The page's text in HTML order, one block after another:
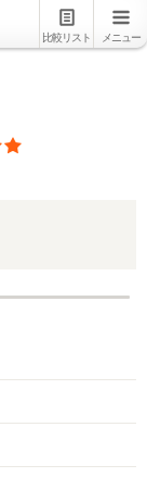
比較リスト メニュー